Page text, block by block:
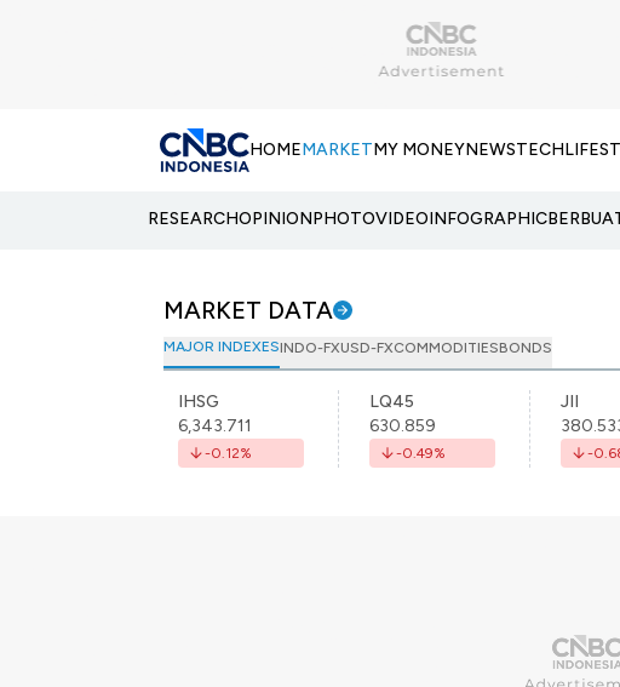
HOMEMARKETMY MONEYNEWSTECH
RESEARCHOPINIONPHOTOVIDEOINFOGRAPHIC
MARKET DATA
MAJOR INDEXESINDO-FXUSD-FXCOMMODITIESBONDS
IHSG
6,343.711
-0.12%
LQ45
630.859
-0.49%
JII
-